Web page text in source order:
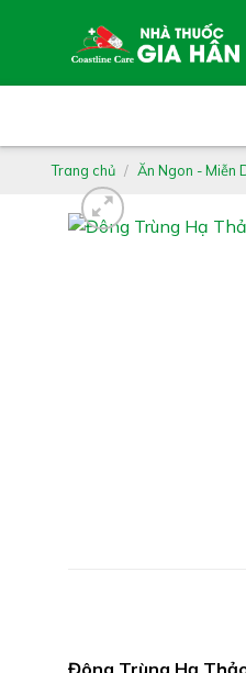
Trang chủ / Ăn Ngon - Miễn
Đông Trùng Hạ